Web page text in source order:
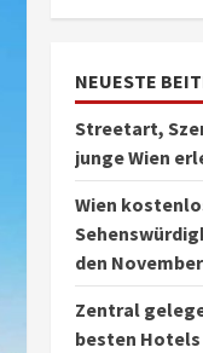
NEUESTE
Streetart,
junge Wien
Wien
den November
Zentral
besten Hotels